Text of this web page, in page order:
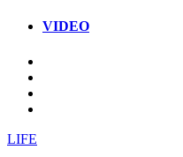
VIDEO
LIFE